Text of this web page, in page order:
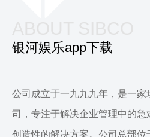
银河娱乐app下载
公司成立于一九九九年，是一家
司，专注于解决企业管理中的急
创造性的解决方案。公司总部